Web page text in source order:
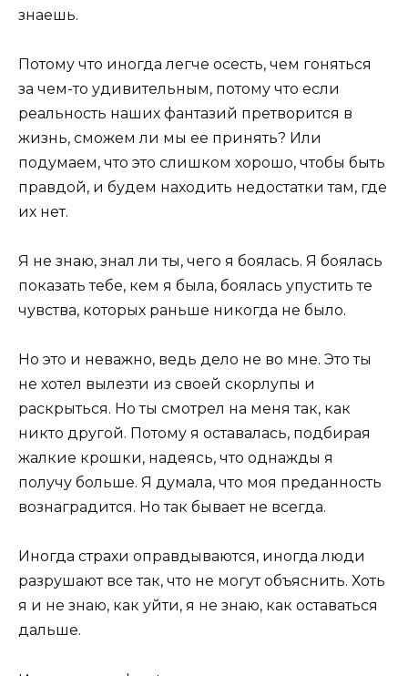
знаешь.
Потому что иногда легче осесть, чем гоняться
за чем-то удивительным, потому что если
реальность наших фантазий претворится в
жизнь, сможем ли мы ее принять? Или
подумаем, что это слишком хорошо, чтобы быть
правдой, и будем находить недостатки там, где
их нет.
Я не знаю, знал ли ты, чего я боялась. Я боялась
показать тебе, кем я была, боялась упустить те
чувства, которых раньше никогда не было.
Но это и неважно, ведь дело не во мне. Это ты
не хотел вылезти из своей скорлупы и
раскрыться. Но ты смотрел на меня так, как
никто другой. Потому я оставалась, подбирая
жалкие крошки, надеясь, что однажды я
получу больше. Я думала, что моя преданность
вознаградится. Но так бывает не всегда.
Иногда страхи оправдываются, иногда люди
разрушают все так, что не могут объяснить. Хоть
я и не знаю, как уйти, я не знаю, как оставаться
дальше.